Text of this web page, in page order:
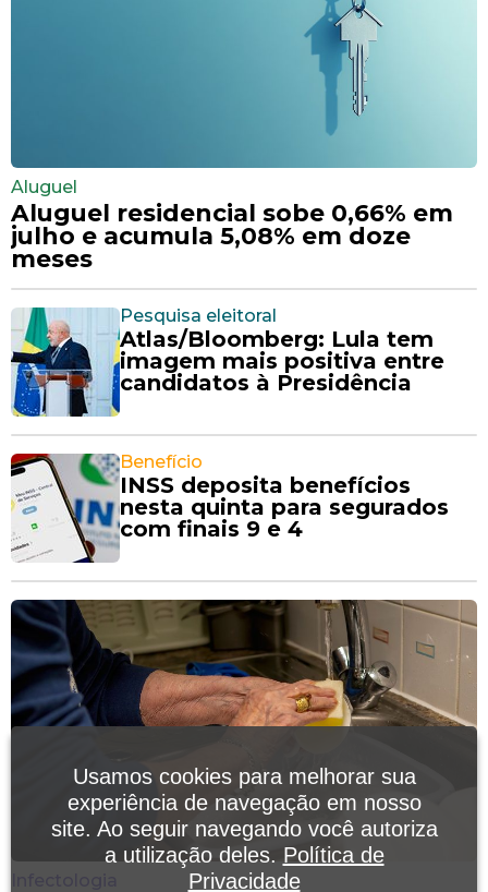
Aluguel
Aluguel residencial sobe 0,66% em
julho e acumula 5,08% em doze
meses
Pesquisa eleitoral
Atlas/Bloomberg: Lula tem
imagem mais positiva entre
candidatos à Presidência
Benefício
INSS deposita benefícios
nesta quinta para segurados
com finais 9 e 4
Usamos cookies para melhorar sua
experiência de navegação em nosso
site. Ao seguir navegando você autoriza
a utilização deles. Política de
Privacidade